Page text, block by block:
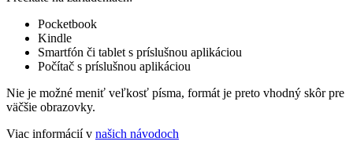
Pocketbook
Kindle
Smartfón či tablet s príslušnou aplikáciou
Počítač s príslušnou aplikáciou
Nie je možné meniť veľkosť písma, formát je preto vhodný skôr pre
väčšie obrazovky.
Viac informácií v našich návodoch